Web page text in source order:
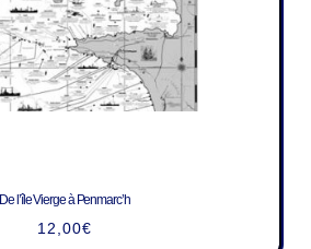
De l’île Vierge à Penmarc’h
12,00€